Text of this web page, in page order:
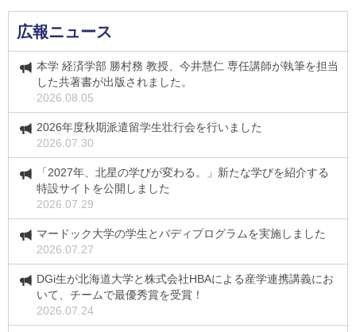
広報ニュース
本学 経済学部 勝村務 教授、今井慧仁 専任講師が執筆を担当
した共著書が出版されました。
2026.08.05
2026年度秋期派遣留学生壮行会を行いました
2026.07.30
「2027年、北星の学びが変わる。」新たな学びを紹介する
特設サイトを公開しました
2026.07.29
マードック大学の学生とバディプログラムを実施しました
2026.07.27
DGi生が北海道大学と株式会社HBAによる産学連携講義にお
いて、チームで最優秀賞を受賞！
2026.07.24